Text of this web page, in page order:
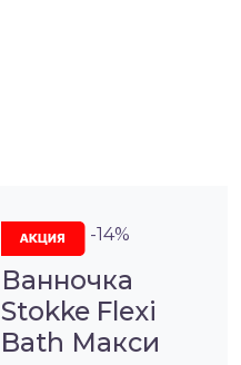
-14%
Ванночка
Stokke Flexi
Bath Макси